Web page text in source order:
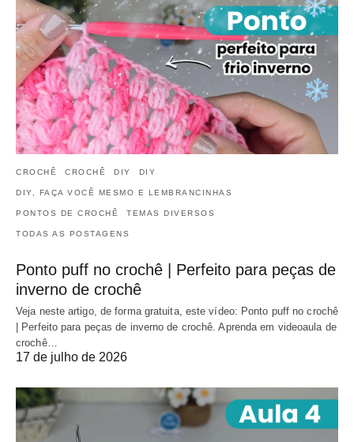
CROCHÊ CROCHÊ DIY DIY
DIY, FAÇA VOCÊ MESMO E LEMBRANCINHAS
PONTOS DE CROCHÊ TEMAS DIVERSOS
TODAS AS POSTAGENS
Ponto puff no crochê | Perfeito para peças de
inverno de crochê
Veja neste artigo, de forma gratuita, este vídeo: Ponto puff no crochê
| Perfeito para peças de inverno de crochê. Aprenda em videoaula de
crochê…
17 de julho de 2026